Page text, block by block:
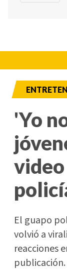
'Yo
El guapo
volvió a
reacciones
publicación.